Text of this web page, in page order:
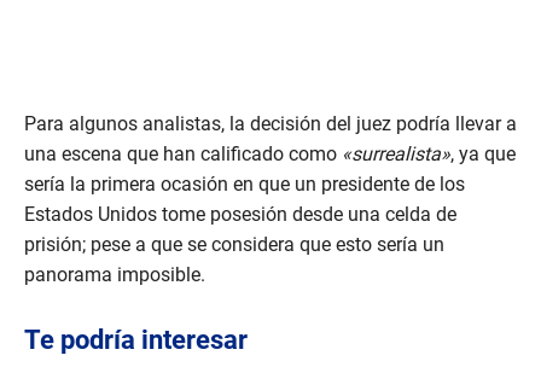
Para algunos analistas, la decisión del juez podría llevar a
una escena que han calificado como «surrealista», ya que
sería la primera ocasión en que un presidente de los
Estados Unidos tome posesión desde una celda de
prisión; pese a que se considera que esto sería un
panorama imposible.
Te podría interesar